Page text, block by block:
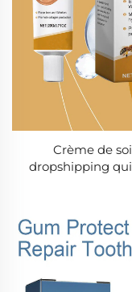
Crème de
dropshipping